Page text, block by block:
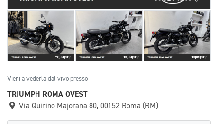
Vieni a vederla dal vivo presso
TRIUMPH ROMA OVEST
Via Quirino Majorana 80, 00152 Roma (RM)